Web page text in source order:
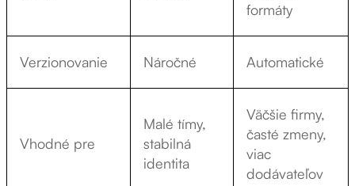
formáty
Verzionovanie Náročné Automatické
Vhodné pre
Malé tímy,
stabilná
identita
Väčšie firmy,
časté zmeny,
viac
dodávateľov